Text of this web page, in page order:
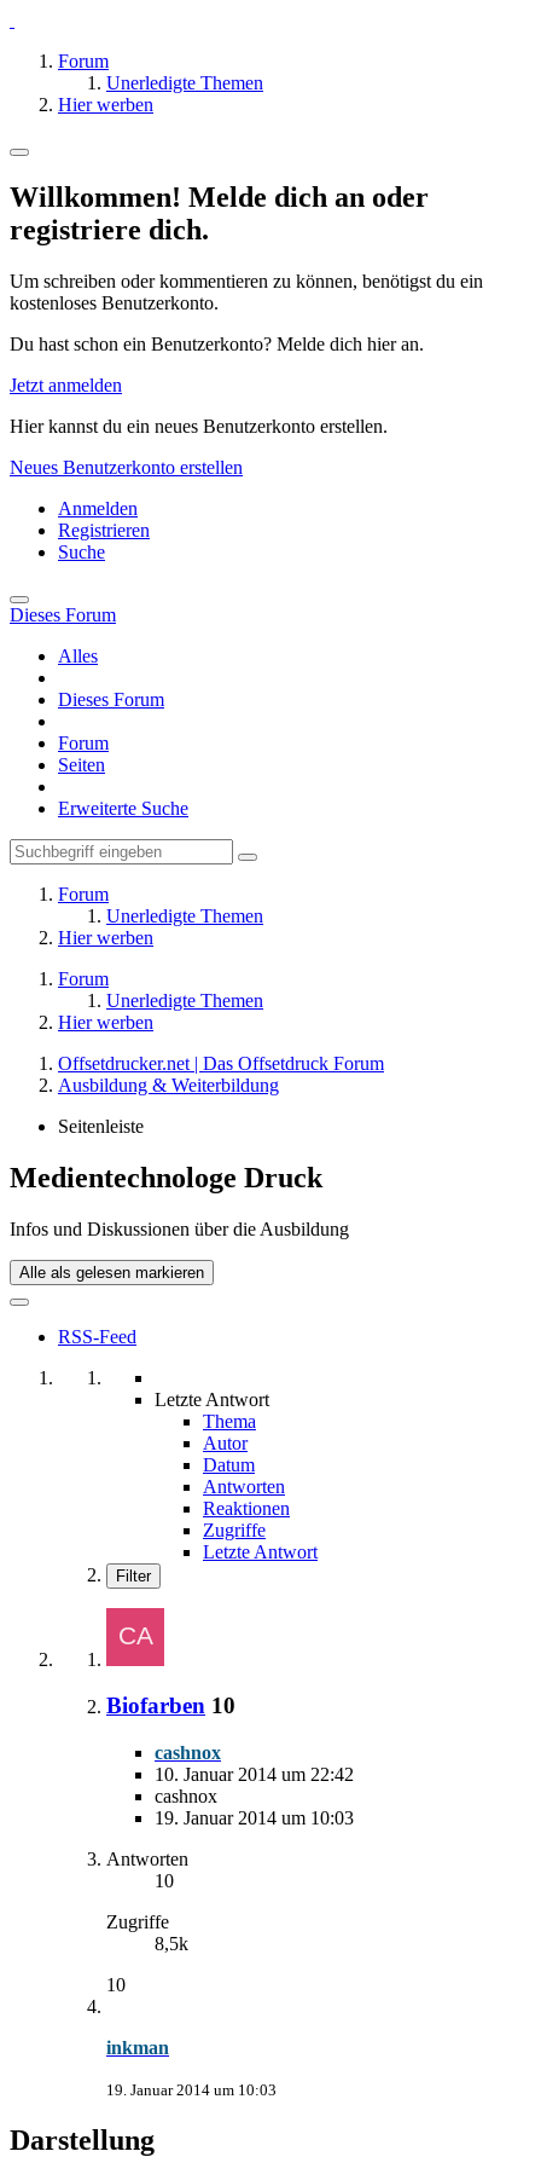
Forum
Unerledigte Themen
Hier werben
Willkommen! Melde dich an oder
registriere dich.
Um schreiben oder kommentieren zu können, benötigst du ein
kostenloses Benutzerkonto.
Du hast schon ein Benutzerkonto? Melde dich hier an.
Jetzt anmelden
Hier kannst du ein neues Benutzerkonto erstellen.
Neues Benutzerkonto erstellen
Anmelden
Registrieren
Suche
Dieses Forum
Alles
Dieses Forum
Forum
Seiten
Erweiterte Suche
Forum
Unerledigte Themen
Hier werben
Forum
Unerledigte Themen
Hier werben
Offsetdrucker.net | Das Offsetdruck Forum
Ausbildung & Weiterbildung
Seitenleiste
Medientechnologe Druck
Infos und Diskussionen über die Ausbildung
Alle als gelesen markieren
RSS-Feed
Letzte Antwort
Thema
Autor
Datum
Antworten
Reaktionen
Zugriffe
Letzte Antwort
Filter
Biofarben 10
cashnox
10. Januar 2014 um 22:42
cashnox
19. Januar 2014 um 10:03
Antworten
10
Zugriffe
8,5k
10
inkman
19. Januar 2014 um 10:03
Darstellung